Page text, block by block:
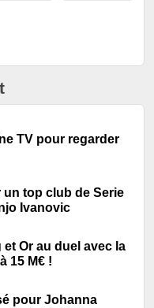
TV pour regarder
un top club de Serie
Ivanovic
et Or au duel avec la
15 M€ !
pour Johanna